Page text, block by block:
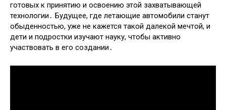
готовых к принятию и освоению этой захватывающей
технологии․ Будущее, где летающие автомобили станут
обыденностью, уже не кажется такой далекой мечтой, и
дети и подростки изучают науку, чтобы активно
участвовать в его создании․